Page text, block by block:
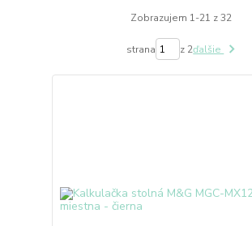
Zobrazujem 1-21 z 32
strana z 2ďalšie